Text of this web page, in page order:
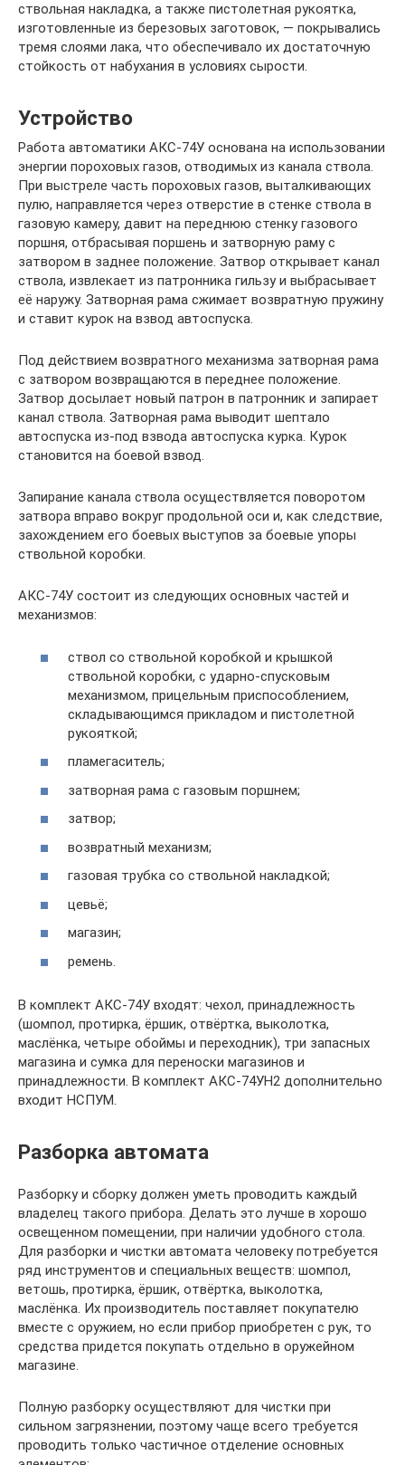
ствольная накладка, а также пистолетная рукоятка,
изготовленные из березовых заготовок, — покрывались
тремя слоями лака, что обеспечивало их достаточную
стойкость от набухания в условиях сырости.
Устройство
Работа автоматики АКС-74У основана на использовании
энергии пороховых газов, отводимых из канала ствола.
При выстреле часть пороховых газов, выталкивающих
пулю, направляется через отверстие в стенке ствола в
газовую камеру, давит на переднюю стенку газового
поршня, отбрасывая поршень и затворную раму с
затвором в заднее положение. Затвор открывает канал
ствола, извлекает из патронника гильзу и выбрасывает
её наружу. Затворная рама сжимает возвратную пружину
и ставит курок на взвод автоспуска.
Под действием возвратного механизма затворная рама
с затвором возвращаются в переднее положение.
Затвор досылает новый патрон в патронник и запирает
канал ствола. Затворная рама выводит шептало
автоспуска из-под взвода автоспуска курка. Курок
становится на боевой взвод.
Запирание канала ствола осуществляется поворотом
затвора вправо вокруг продольной оси и, как следствие,
захождением его боевых выступов за боевые упоры
ствольной коробки.
АКС-74У состоит из следующих основных частей и
механизмов:
ствол со ствольной коробкой и крышкой
ствольной коробки, с ударно-спусковым
механизмом, прицельным приспособлением,
складывающимся прикладом и пистолетной
рукояткой;
пламегаситель;
затворная рама с газовым поршнем;
затвор;
возвратный механизм;
газовая трубка со ствольной накладкой;
цевьё;
магазин;
ремень.
В комплект АКС-74У входят: чехол, принадлежность
(шомпол, протирка, ёршик, отвёртка, выколотка,
маслёнка, четыре обоймы и переходник), три запасных
магазина и сумка для переноски магазинов и
принадлежности. В комплект АКС-74УН2 дополнительно
входит НСПУМ.
Разборка автомата
Разборку и сборку должен уметь проводить каждый
владелец такого прибора. Делать это лучше в хорошо
освещенном помещении, при наличии удобного стола.
Для разборки и чистки автомата человеку потребуется
ряд инструментов и специальных веществ: шомпол,
ветошь, протирка, ёршик, отвёртка, выколотка,
маслёнка. Их производитель поставляет покупателю
вместе с оружием, но если прибор приобретен с рук, то
средства придется покупать отдельно в оружейном
магазине.
Полную разборку осуществляют для чистки при
сильном загрязнении, поэтому чаще всего требуется
проводить только частичное отделение основных